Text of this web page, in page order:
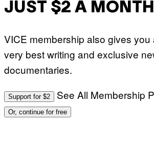
JUST $2 A MONTH
VICE membership also gives
very best writing and exclusive
documentaries.
Support for $2 See All Membership
Or, continue for free